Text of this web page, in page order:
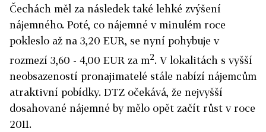
Čechách měl za následek také lehké zvýšení
nájemného. Poté, co nájemné v minulém roce
pokleslo až na 3,20 EUR, se nyní pohybuje v
rozmezí 3,60 - 4,00 EUR za m2. V lokalitách s vyšší
neobsazeností pronajimatelé stále nabízí nájemcům
atraktivní pobídky. DTZ očekává, že nejvyšší
dosahované nájemné by mělo opět začít růst v roce
2011.